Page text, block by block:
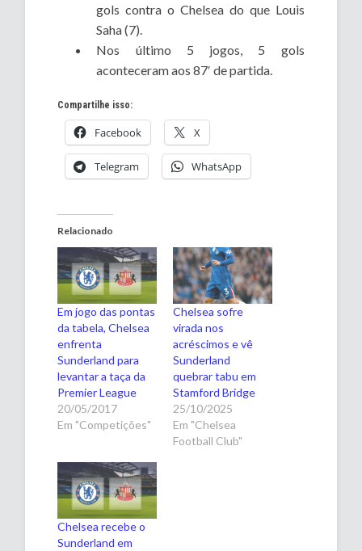
gols contra o Chelsea do que Louis
Saha (7).
Nos último 5 jogos, 5 gols
aconteceram aos 87′ de partida.
Compartilhe isso:
Facebook X
Telegram WhatsApp
Relacionado
Em jogo das pontas
da tabela, Chelsea
enfrenta
Sunderland para
levantar a taça da
Premier League
20/05/2017
Em "Competições"
Chelsea sofre
virada nos
acréscimos e vê
Sunderland
quebrar tabu em
Stamford Bridge
25/10/2025
Em "Chelsea
Football Club"
Chelsea recebe o
Sunderland em